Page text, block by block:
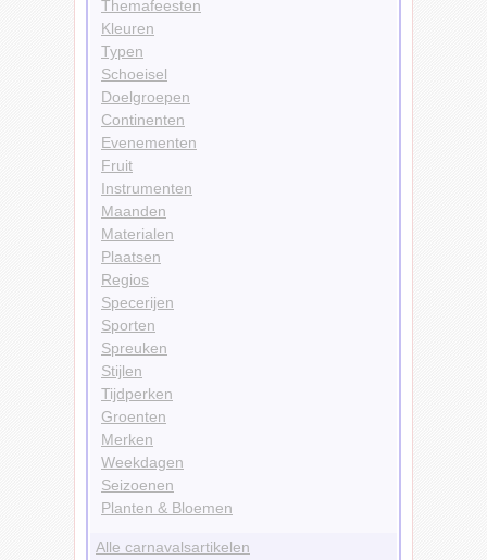
Themafeesten
Kleuren
Typen
Schoeisel
Doelgroepen
Continenten
Evenementen
Fruit
Instrumenten
Maanden
Materialen
Plaatsen
Regios
Specerijen
Sporten
Spreuken
Stijlen
Tijdperken
Groenten
Merken
Weekdagen
Seizoenen
Planten & Bloemen
Alle carnavalsartikelen